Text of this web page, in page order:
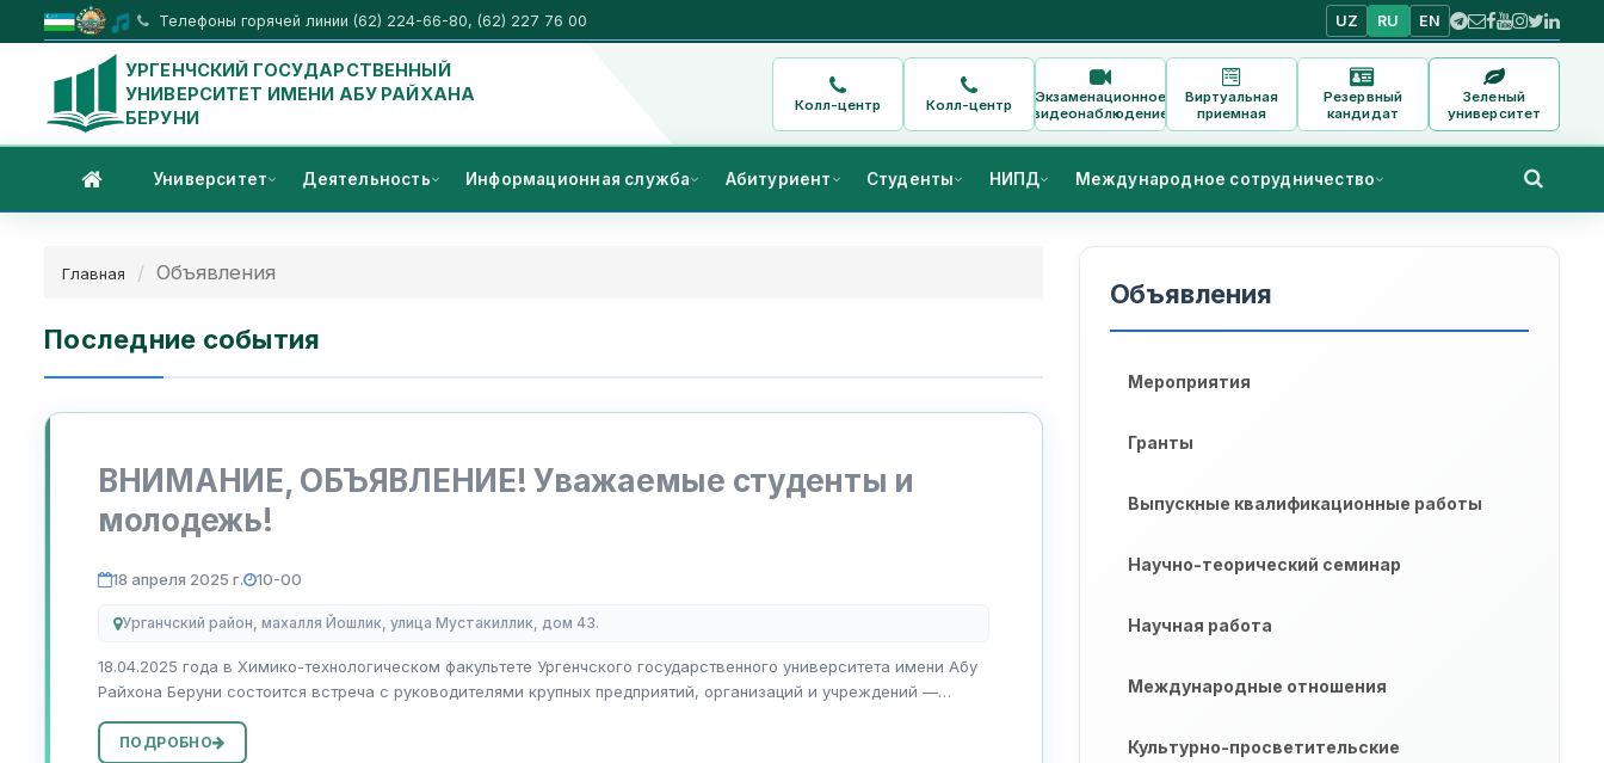
Телефоны горячей линии (62) 224-66-80, (62) 227 76 00 UZ RU EN
УРГЕНЧСКИЙ ГОСУДАРСТВЕННЫЙ
УНИВЕРСИТЕТ ИМЕНИ АБУ РАЙХАНА
БЕРУНИ
Колл-центр Колл-центр
Экзаменационное
видеонаблюдение
Виртуальная
приемная
Резервный
кандидат
Зеленый
университет
Университет Деятельность Информационная служба Абитуриент Студенты НИПД Международное сотрудничество
Главная Объявления
Последние события
ВНИМАНИЕ, ОБЪЯВЛЕНИЕ! Уважаемые студенты и
молодежь!
18 апреля 2025 г. 10-00
Урганчский район, махалля Йошлик, улица Мустакиллик, дом 43.
18.04.2025 года в Химико-технологическом факультете Ургенчского государственного университета имени Абу
Райхона Беруни состоится встреча с руководителями крупных предприятий, организаций и учреждений —
основными потребит...
ПОДРОБНО
Объявления
Мероприятия
Гранты
Выпускные квалификационные работы
Научно-теорический семинар
Научная работа
Международные отношения
Культурно-просветительские